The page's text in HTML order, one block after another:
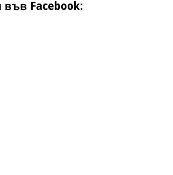
във Facebook: